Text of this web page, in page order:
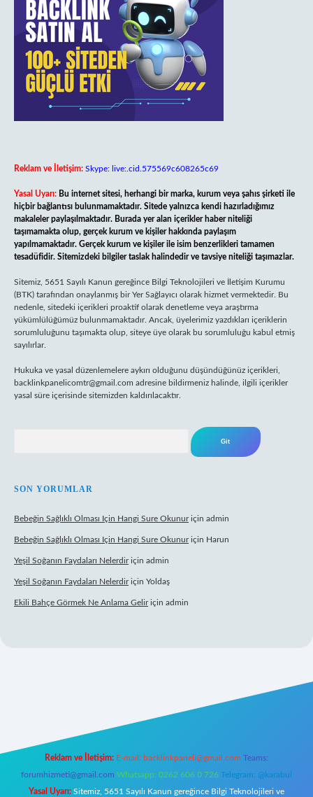
Reklam ve İletişim: Skype: live:.cid.575569c608265c69
Yasal Uyarı: Bu internet sitesi, herhangi bir marka, kurum veya şahıs şirketi ile
hiçbir bağlantısı bulunmamaktadır. Sitede yalnızca kendi hazırladığımız
makaleler paylaşılmaktadır. Burada yer alan içerikler haber niteliği
taşımamakta olup, gerçek kurum ve kişiler hakkında paylaşım
yapılmamaktadır. Gerçek kurum ve kişiler ile isim benzerlikleri tamamen
tesadüfidir. Sitemizdeki bilgiler taslak halindedir ve tavsiye niteliği taşımazlar.
Sitemiz, 5651 Sayılı Kanun gereğince Bilgi Teknolojileri ve İletişim Kurumu
(BTK) tarafından onaylanmış bir Yer Sağlayıcı olarak hizmet vermektedir. Bu
nedenle, sitedeki içerikleri proaktif olarak denetleme veya araştırma
yükümlülüğümüz bulunmamaktadır. Ancak, üyelerimiz yazdıkları içeriklerin
sorumluluğunu taşımakta olup, siteye üye olarak bu sorumluluğu kabul etmiş
sayılırlar.
Hukuka ve yasal düzenlemelere aykırı olduğunu düşündüğünüz içerikleri,
backlinkpanelicomtr@gmail.com adresine bildirmeniz halinde, ilgili içerikler
yasal süre içerisinde sitemizden kaldırılacaktır.
SON YORUMLAR
Bebeğin Sağlıklı Olması Için Hangi Sure Okunuriçin admin
Bebeğin Sağlıklı Olması Için Hangi Sure Okunuriçin Harun
Yeşil Soğanın Faydaları Nelerdiriçin admin
Yeşil Soğanın Faydaları Nelerdiriçin Yoldaş
Ekili Bahçe Görmek Ne Anlama Geliriçin admin
Reklam ve İletişim: E-mail: backlinkpaneli@gmail.com Teams:
forumhizmeti@gmail.com Whatsapp: 0262 606 0 726 Telegram: @karabul
Yasal Uyarı: Sitemiz, 5651 Sayılı Kanun gereğince Bilgi Teknolojileri ve